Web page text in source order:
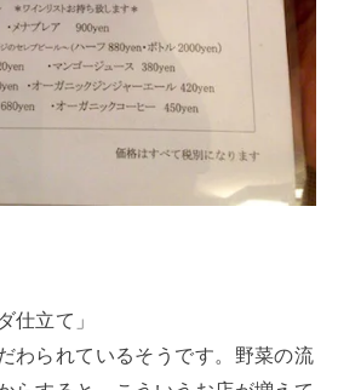
仕立て」
わられているそうです。野菜の流